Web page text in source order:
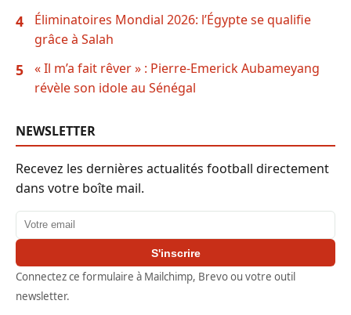
4
Éliminatoires Mondial 2026: l’Égypte se qualifie
grâce à Salah
5
« Il m’a fait rêver » : Pierre-Emerick Aubameyang
révèle son idole au Sénégal
NEWSLETTER
Recevez les dernières actualités football directement
dans votre boîte mail.
Adresse email
S'inscrire
Connectez ce formulaire à Mailchimp, Brevo ou votre outil
newsletter.